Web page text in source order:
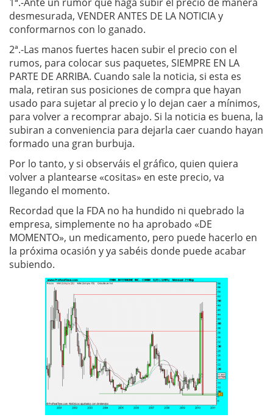
desmesurada, VENDER ANTES DE LA NOTICIA y
conformarnos con lo ganado.
2ª.-Las manos fuertes hacen subir el precio con el
rumos, para colocar sus paquetes, SIEMPRE EN LA
PARTE DE ARRIBA. Cuando sale la noticia, si esta es
mala, retiran sus posiciones de compra que hayan
usado para sujetar al precio y lo dejan caer a mínimos,
para volver a recomprar abajo. Si la noticia es buena, la
subiran a conveniencia para dejarla caer cuando hayan
formado una gran burbuja.
Por lo tanto, y si observáis el gráfico, quien quiera
volver a plantearse «cositas» en este precio, va
llegando el momento.
Recordad que la FDA no ha hundido ni quebrado la
empresa, simplemente no ha aprobado «DE
MOMENTO», un medicamento, pero puede hacerlo en
la próxima ocasión y ya sabéis donde puede acabar
subiendo.